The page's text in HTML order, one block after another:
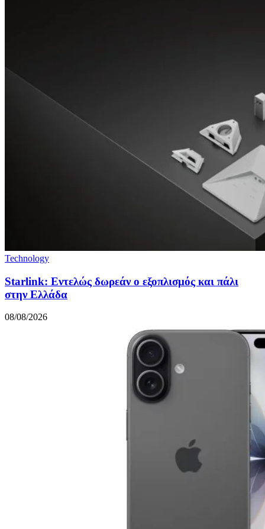
Technology
Starlink: Εντελώς δωρεάν ο εξοπλισμός και πάλι
στην Ελλάδα
08/08/2026